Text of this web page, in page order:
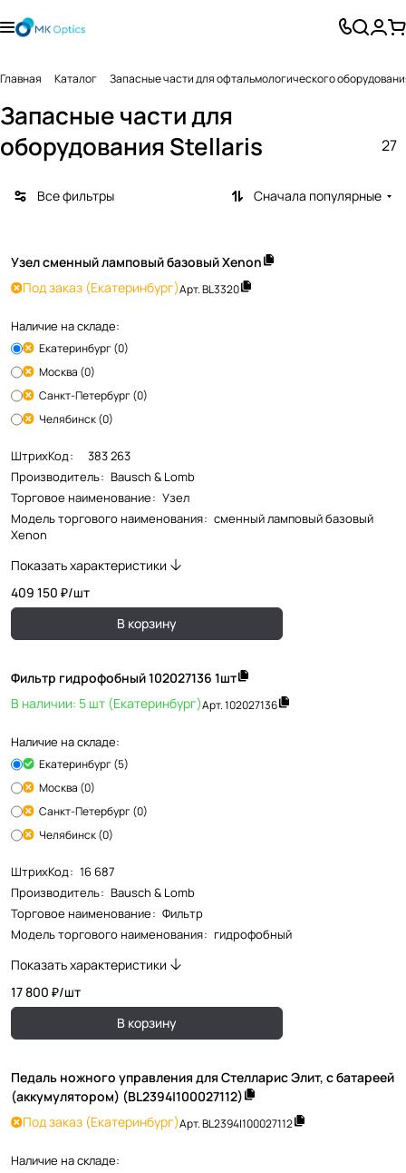
Главная Каталог Запасные части для офтальмологического
Запасные части для
оборудования Stellaris
27
Все фильтры Сначала популярные
Узел сменный ламповый базовый Xenon
Под заказ (Екатеринбург)Арт.BL3320
Наличие на складе:
Екатеринбург (0)
Москва (0)
Санкт-Петербург (0)
Челябинск (0)
ШтрихКод:
383 263
Производитель: Bausch & Lomb
Торговое наименование: Узел
Модель торгового наименования: сменный ламповый базовый
Xenon
Показать характеристики
409 150 ₽/шт
В корзину
Фильтр гидрофобный 102027136 1шт
В наличии: 5 шт (Екатеринбург)Арт.102027136
Наличие на складе:
Екатеринбург (5)
Москва (0)
Санкт-Петербург (0)
Челябинск (0)
ШтрихКод: 16 687
Производитель: Bausch & Lomb
Торговое наименование: Фильтр
Модель торгового наименования: гидрофобный
Показать характеристики
17 800 ₽/шт
В корзину
Педаль ножного управления для Стелларис Элит, с батареей
(аккумулятором) (BL2394|100027112)
Под заказ (Екатеринбург)Арт.BL2394|100027112
Наличие на складе: